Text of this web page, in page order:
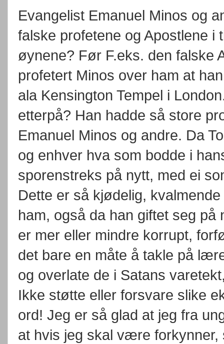
Evangelist Emanuel Minos og
falske profetene og Apostlene i
øynene? Før F.eks. den falske
profetert Minos over ham at
ala Kensington Tempel i
etterpå? Han hadde så store
Emanuel Minos og andre. Da
og enhver hva som bodde i
sporenstreks på nytt, med ei
Dette er så kjødelig,
ham, også da han giftet seg
er mer eller mindre korrupt,
det bare en måte å takle på
og overlate de i Satans
Ikke støtte eller forsvare slike
ord! Jeg er så glad at jeg fra
at hvis jeg skal være forkynner,